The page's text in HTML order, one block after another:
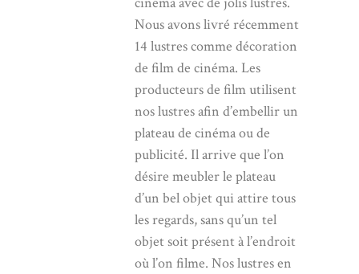
Nous avons livré récemment
14 lustres comme décoration
de film de cinéma. Les
producteurs de film utilisent
nos lustres afin d’embellir un
plateau de cinéma ou de
publicité. Il arrive que l’on
désire meubler le plateau
d’un bel objet qui attire tous
les regards, sans qu’un tel
objet soit présent à l’endroit
où l’on filme. Nos lustres en